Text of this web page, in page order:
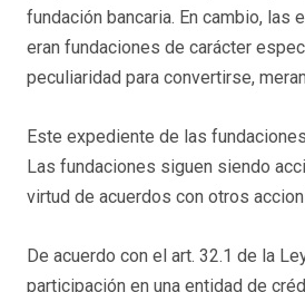
fundación bancaria. En cambio,
eran fundaciones de carácter
peculiaridad para convertirse,
Este expediente de las
Las fundaciones siguen siendo
virtud de acuerdos con otros
De acuerdo con el art. 32.1 de la
participación en una entidad de